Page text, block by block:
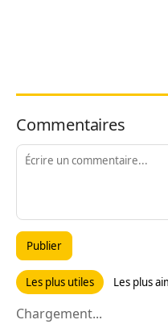
Commentaires
Publier
Les plus utiles Les plus
Chargement...